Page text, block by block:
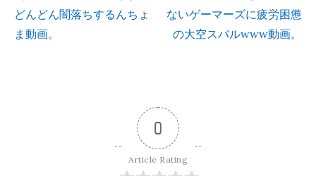
稿
どんどん闇落ちするんちょ
ま動画。
ないゲーマーズに疲労困憊
の大空スバルwww動画。
0
Article Rating